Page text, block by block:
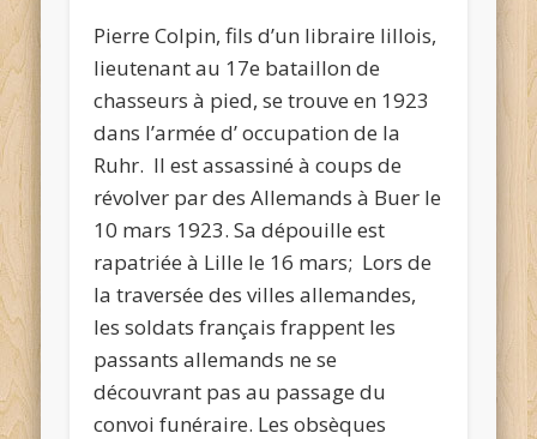
Pierre Colpin, fils d’un libraire lillois,
lieutenant au 17e bataillon de
chasseurs à pied, se trouve en 1923
dans l’armée d’ occupation de la
Ruhr. Il est assassiné à coups de
révolver par des Allemands à Buer le
10 mars 1923. Sa dépouille est
rapatriée à Lille le 16 mars; Lors de
la traversée des villes allemandes,
les soldats français frappent les
passants allemands ne se
découvrant pas au passage du
convoi funéraire. Les obsèques